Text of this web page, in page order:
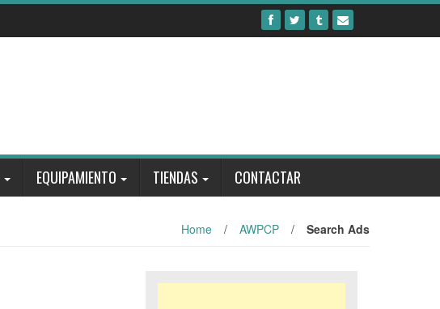
EQUIPAMIENTO TIENDAS CONTACTAR
Home / AWPCP / Search Ads